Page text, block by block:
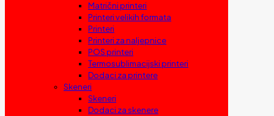
Matrični printeri
Printeri velikih formata
Printeri
Printeri za naljepnice
POS printeri
Termosublimacijski printeri
Dodaci za printere
Skeneri
Skeneri
Dodaci za skenere